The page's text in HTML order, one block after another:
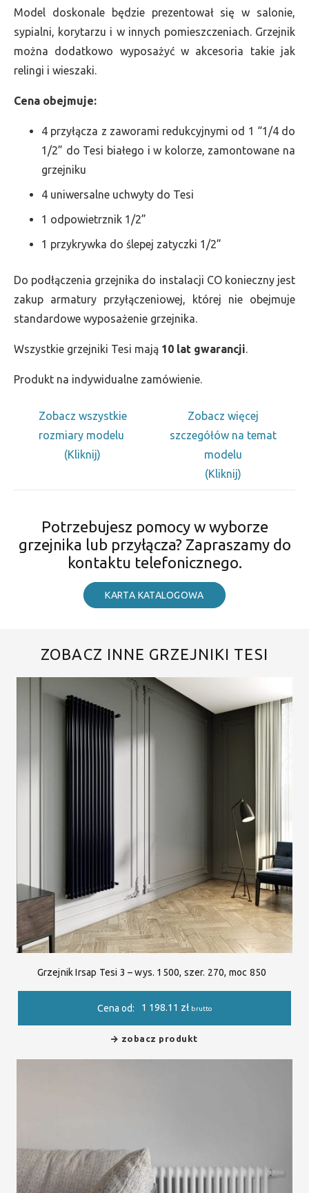
Model doskonale będzie prezentował się w salonie,
sypialni, korytarzu i w innych pomieszczeniach. Grzejnik
można dodatkowo wyposażyć w akcesoria takie jak
relingi i wieszaki.
Cena obejmuje:
4 przyłącza z zaworami redukcyjnymi od 1 “1/4 do
1/2” do Tesi białego i w kolorze, zamontowane na
grzejniku
4 uniwersalne uchwyty do Tesi
1 odpowietrznik 1/2”
1 przykrywka do ślepej zatyczki 1/2”
Do podłączenia grzejnika do instalacji CO konieczny jest
zakup armatury przyłączeniowej, której nie obejmuje
standardowe wyposażenie grzejnika.
Wszystkie grzejniki Tesi mają 10 lat gwarancji.
Produkt na indywidualne zamówienie.
Zobacz wszystkie
rozmiary modelu
(Kliknij)
Zobacz więcej
szczegółów na temat
modelu
(Kliknij)
Potrzebujesz pomocy w wyborze
grzejnika lub przyłącza? Zapraszamy do
kontaktu telefonicznego.
KARTA KATALOGOWA
ZOBACZ INNE GRZEJNIKI TESI
Grzejnik Irsap Tesi 3 – wys. 1500, szer. 270, moc 850
Cena od: 1 198.11 zł brutto
zobacz produkt